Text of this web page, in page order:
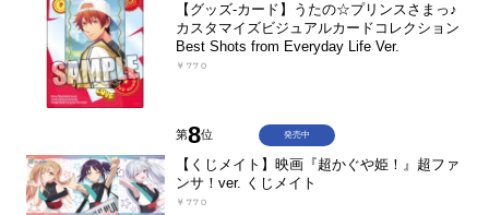
【グッズ-カード】うたの☆プリンスさまっ♪
カスタマイズビジュアルカードコレクション
Best Shots from Everyday Life Ver.
￥770
第8位
【くじメイト】映画『超かぐや姫！』超ファ
ンサ！ver. くじメイト
￥770
発売中